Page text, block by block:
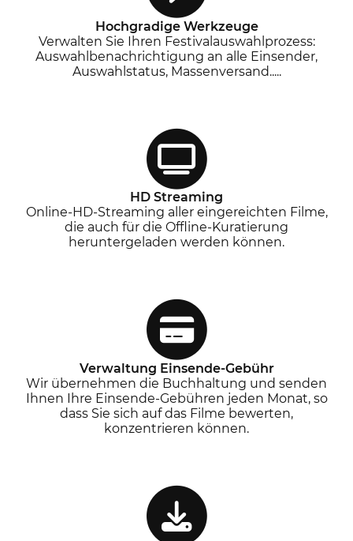
Hochgradige Werkzeuge
Verwalten Sie Ihren Festivalauswahlprozess:
Auswahlbenachrichtigung an alle Einsender,
Auswahlstatus, Massenversand.....
HD Streaming
Online-HD-Streaming aller eingereichten Filme,
die auch für die Offline-Kuratierung
heruntergeladen werden können.
Verwaltung Einsende-Gebühr
Wir übernehmen die Buchhaltung und senden
Ihnen Ihre Einsende-Gebühren jeden Monat, so
dass Sie sich auf das Filme bewerten,
konzentrieren können.